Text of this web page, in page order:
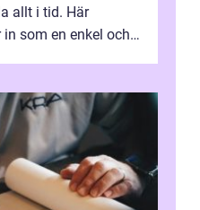
allt i tid. Här
som en enkel och